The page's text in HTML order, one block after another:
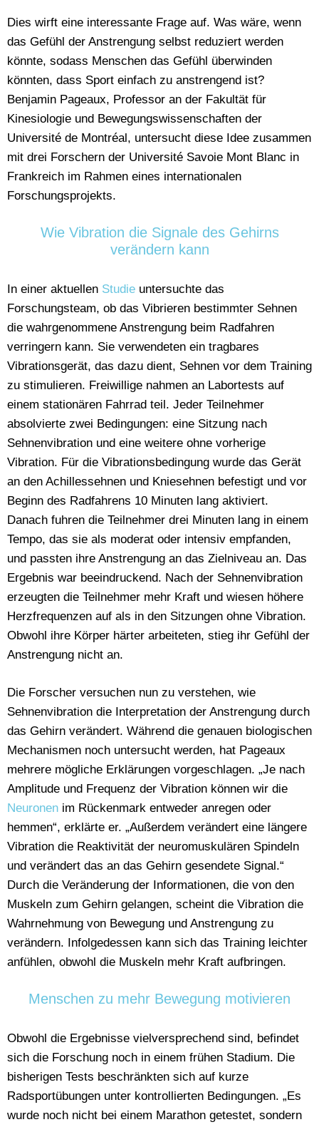
Dies wirft eine interessante Frage auf. Was wäre, wenn
das Gefühl der Anstrengung selbst reduziert werden
könnte, sodass Menschen das Gefühl überwinden
könnten, dass Sport einfach zu anstrengend ist?
Benjamin Pageaux, Professor an der Fakultät für
Kinesiologie und Bewegungswissenschaften der
Université de Montréal, untersucht diese Idee zusammen
mit drei Forschern der Université Savoie Mont Blanc in
Frankreich im Rahmen eines internationalen
Forschungsprojekts.
Wie Vibration die Signale des Gehirns
verändern kann
In einer aktuellen Studie untersuchte das
Forschungsteam, ob das Vibrieren bestimmter Sehnen
die wahrgenommene Anstrengung beim Radfahren
verringern kann. Sie verwendeten ein tragbares
Vibrationsgerät, das dazu dient, Sehnen vor dem Training
zu stimulieren. Freiwillige nahmen an Labortests auf
einem stationären Fahrrad teil. Jeder Teilnehmer
absolvierte zwei Bedingungen: eine Sitzung nach
Sehnenvibration und eine weitere ohne vorherige
Vibration. Für die Vibrationsbedingung wurde das Gerät
an den Achillessehnen und Kniesehnen befestigt und vor
Beginn des Radfahrens 10 Minuten lang aktiviert.
Danach fuhren die Teilnehmer drei Minuten lang in einem
Tempo, das sie als moderat oder intensiv empfanden,
und passten ihre Anstrengung an das Zielniveau an. Das
Ergebnis war beeindruckend. Nach der Sehnenvibration
erzeugten die Teilnehmer mehr Kraft und wiesen höhere
Herzfrequenzen auf als in den Sitzungen ohne Vibration.
Obwohl ihre Körper härter arbeiteten, stieg ihr Gefühl der
Anstrengung nicht an.
Die Forscher versuchen nun zu verstehen, wie
Sehnenvibration die Interpretation der Anstrengung durch
das Gehirn verändert. Während die genauen biologischen
Mechanismen noch untersucht werden, hat Pageaux
mehrere mögliche Erklärungen vorgeschlagen. „Je nach
Amplitude und Frequenz der Vibration können wir die
Neuronen im Rückenmark entweder anregen oder
hemmen“, erklärte er. „Außerdem verändert eine längere
Vibration die Reaktivität der neuromuskulären Spindeln
und verändert das an das Gehirn gesendete Signal.“
Durch die Veränderung der Informationen, die von den
Muskeln zum Gehirn gelangen, scheint die Vibration die
Wahrnehmung von Bewegung und Anstrengung zu
verändern. Infolgedessen kann sich das Training leichter
anfühlen, obwohl die Muskeln mehr Kraft aufbringen.
Menschen zu mehr Bewegung motivieren
Obwohl die Ergebnisse vielversprechend sind, befindet
sich die Forschung noch in einem frühen Stadium. Die
bisherigen Tests beschränkten sich auf kurze
Radsportübungen unter kontrollierten Bedingungen. „Es
wurde noch nicht bei einem Marathon getestet, sondern